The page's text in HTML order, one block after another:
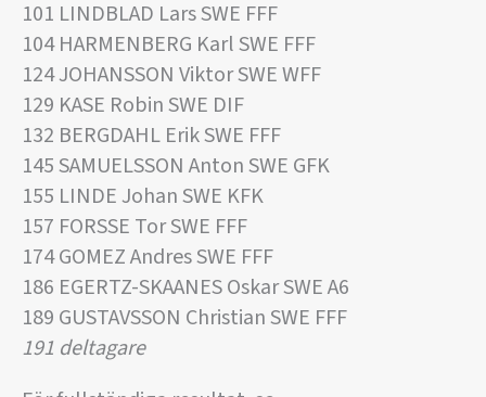
101 LINDBLAD Lars SWE FFF
104 HARMENBERG Karl SWE FFF
124 JOHANSSON Viktor SWE WFF
129 KASE Robin SWE DIF
132 BERGDAHL Erik SWE FFF
145 SAMUELSSON Anton SWE GFK
155 LINDE Johan SWE KFK
157 FORSSE Tor SWE FFF
174 GOMEZ Andres SWE FFF
186 EGERTZ-SKAANES Oskar SWE A6
189 GUSTAVSSON Christian SWE FFF
191 deltagare